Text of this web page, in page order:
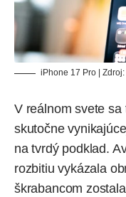
iPhone 17 Pro |
V reálnom svete
skutočne
na tvrdý podklad.
rozbitiu vykázala
škrabancom